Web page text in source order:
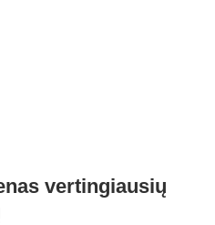
vertingiausių